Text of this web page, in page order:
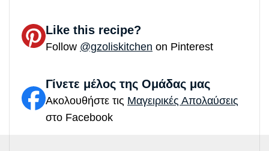
Like this recipe?
Follow @gzoliskitchen on Pinterest
Γίνετε μέλος της Ομάδας μας
Ακολουθήστε τις Μαγειρικές Απολαύσεις
στο Facebook